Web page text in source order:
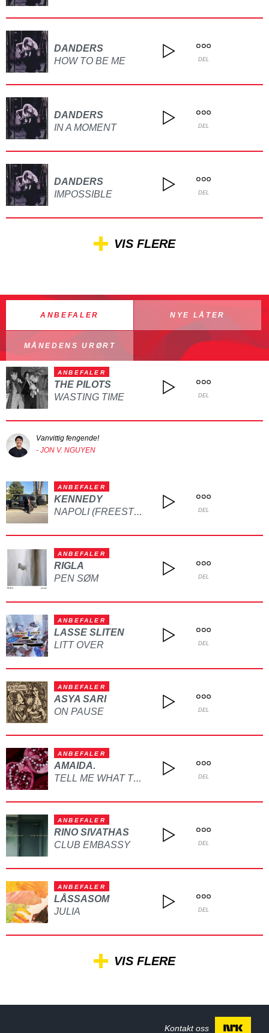
DANDERS
HOW TO BE ME
DEL
DANDERS
IN A MOMENT
DEL
DANDERS
IMPOSSIBLE
DEL
VIS FLERE
ANBEFALER NYE LÅTER
MÅNEDENS URØRT
ANBEFALER
THE PILOTS
WASTING TIME
DEL
Vanvittig fengende!
- JON V. NGUYEN
ANBEFALER
KENNEDY
NAPOLI (FREESTYLE) DEL
ANBEFALER
RIGLA
PEN SØM
DEL
ANBEFALER
LASSE SLITEN
LITT OVER
DEL
ANBEFALER
ASYA SARI
ON PAUSE
DEL
ANBEFALER
AMAIDA.
TELL ME WHAT TO DO DEL
ANBEFALER
RINO SIVATHAS
CLUB EMBASSY
DEL
ANBEFALER
LÅSSASOM
JULIA
DEL
VIS FLERE
Kontakt oss